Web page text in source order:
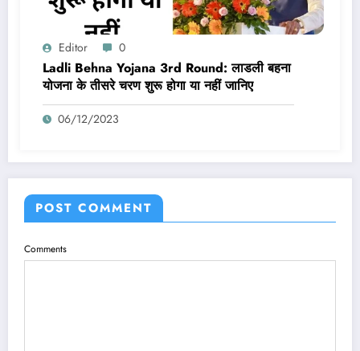
Editor 0
Ladli Behna Yojana 3rd Round: लाडली बहना
योजना के तीसरे चरण शुरू होगा या नहीं जानिए
06/12/2023
POST COMMENT
Comments